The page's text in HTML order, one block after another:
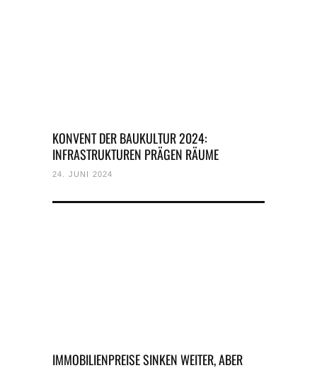
KONVENT DER BAUKULTUR 2024:
INFRASTRUKTUREN PRÄGEN RÄUME
24. JUNI 2024
IMMOBILIENPREISE SINKEN WEITER, ABER